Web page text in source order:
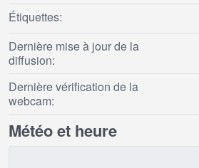
Étiquettes:
Dernière mise à jour de la
diffusion:
Dernière vérification de la
webcam:
Météo et heure